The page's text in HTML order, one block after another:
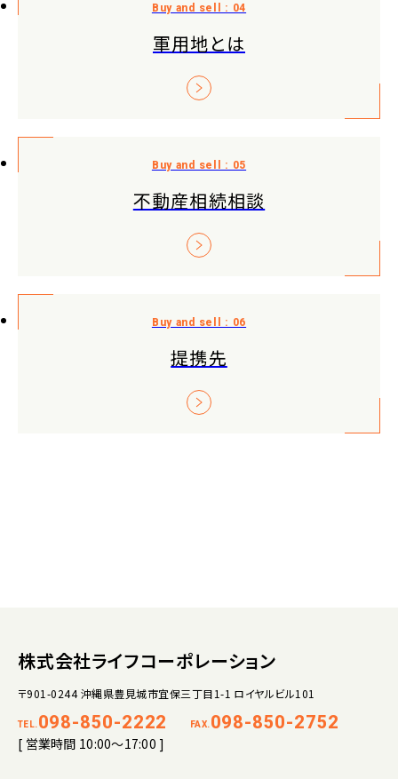
軍用地とは
不動産相続相談
提携先
株式会社ライフコーポレーション
〒901-0244 沖縄県豊見城市宜保三丁目1-1 ロイヤルビル101
TEL. 098-850-2222 FAX. 098-850-2752
[ 営業時間 10:00～17:00 ]